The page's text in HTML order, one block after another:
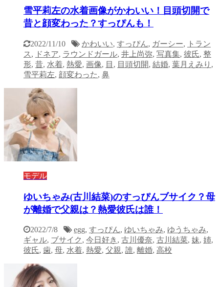
雪平莉左の水着画像がかわいい！目頭切開で
昔と顔変わった？すっぴんも！
2022/11/10 かわいい, すっぴん, ガーシー,
トラン
ス , ドネア, ラウンドガール, 井上尚弥, 写真集, 彼氏, 整
形, 昔, 水着, 熱愛, 画像, 目 , 目頭切開, 結婚, 葉月えみり ,
雪平莉左, 顔変わった, 鼻
モデル
ゆいちゃみ(古川結菜)のすっぴんブサイク？母
が離婚で父親は？熱愛彼氏は誰！
2022/7/8 egg, すっぴん, ゆいちゃみ, ゆうちゃみ,
ギャル, ブサイク , 今日好き , 古川優奈, 古川結菜, 妹, 姉,
彼氏, 歯, 母, 水着, 熱愛, 父親, 誰, 離婚, 高校